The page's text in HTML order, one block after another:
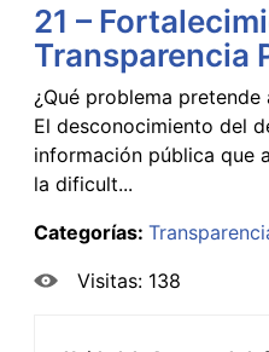
21 –
Transparencia
¿Qué problema
El desconocimiento del
información pública que
la dificult...
Categorías:
Visitas: 138